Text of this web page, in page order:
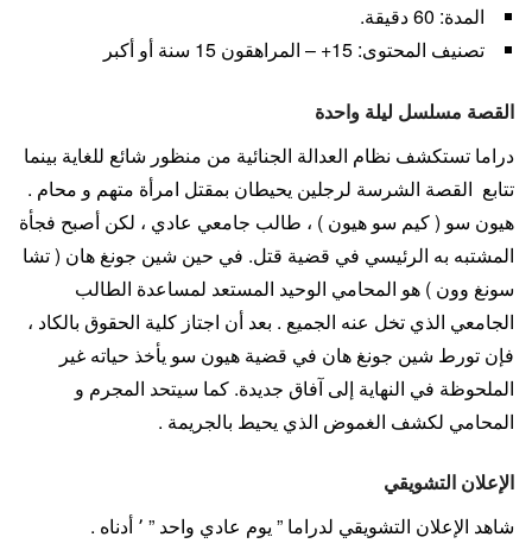
المدة: 60 دقيقة.
تصنيف المحتوى: 15+ – المراهقون 15 سنة أو أكبر
القصة مسلسل ليلة واحدة
دراما تستكشف نظام العدالة الجنائية من منظور شائع للغاية بينما
تتابع القصة الشرسة لرجلين يحيطان بمقتل امرأة متهم و محام .
هيون سو ( كيم سو هيون ) ، طالب جامعي عادي ، لكن أصبح فجأة
المشتبه به الرئيسي في قضية قتل. في حين شين جونغ هان ( تشا
سونغ وون ) هو المحامي الوحيد المستعد لمساعدة الطالب
الجامعي الذي تخل عنه الجميع . بعد أن اجتاز كلية الحقوق بالكاد ،
فإن تورط شين جونغ هان في قضية هيون سو يأخذ حياته غير
الملحوظة في النهاية إلى آفاق جديدة. كما سيتحد المجرم و
المحامي لكشف الغموض الذي يحيط بالجريمة .
الإعلان التشويقي
شاهد الإعلان التشويقي لدراما ” يوم عادي واحد ” ٬ أدناه .